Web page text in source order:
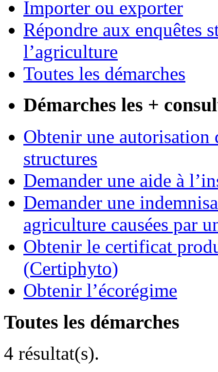
Importer ou exporter
Répondre aux enquêtes
l’agriculture
Toutes les démarches
Démarches les +
Obtenir une autorisation
structures
Demander une aide à
Demander une
agriculture causées par
Obtenir le certificat
(Certiphyto)
Obtenir l’écorégime
Toutes les démarches
4 résultat(s).